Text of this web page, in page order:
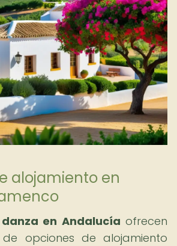
alojamiento en
en Andalucía ofrecen
opciones de alojamiento